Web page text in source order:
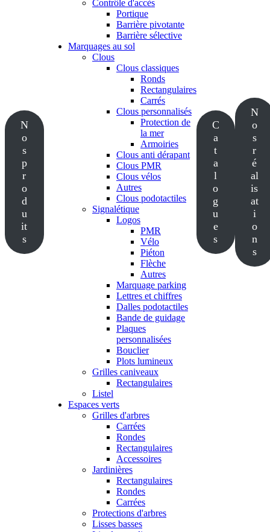
N
o
s
p
r
o
d
u
it
s
Contrôle d'accès
Portique
Barrière pivotante
Barrière sélective
Marquages au sol
Clous
Clous classiques
Ronds
Rectangulaires
Carrés
Clous personnalisés
Protection de
la mer
Armoiries
Clous anti dérapant
Clous PMR
Clous vélos
Autres
Clous podotactiles
Signalétique
Logos
PMR
Vélo
Piéton
Flèche
Autres
Marquage parking
Lettres et chiffres
Dalles podotactiles
Bande de guidage
Plaques
personnalisées
Bouclier
Plots lumineux
Grilles caniveaux
Rectangulaires
Listel
Espaces verts
Grilles d'arbres
Carrées
Rondes
Rectangulaires
Accessoires
Jardinières
Rectangulaires
Rondes
Carrées
Protections d'arbres
Lisses basses
C
a
t
a
l
o
g
u
e
s
N
o
s
r
é
al
is
at
i
o
n
s